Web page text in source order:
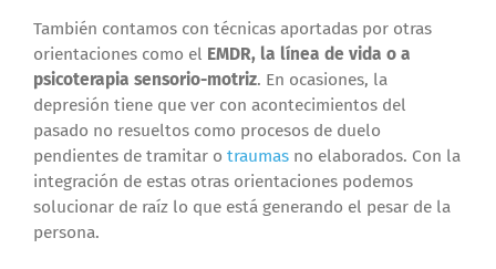
También contamos con técnicas aportadas por otras
orientaciones como el EMDR, la línea de vida o a
psicoterapia sensorio-motriz. En ocasiones, la
depresión tiene que ver con acontecimientos del
pasado no resueltos como procesos de duelo
pendientes de tramitar o traumas no elaborados. Con la
integración de estas otras orientaciones podemos
solucionar de raíz lo que está generando el pesar de la
persona.